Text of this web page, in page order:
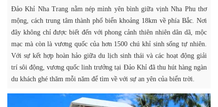
Đảo Khỉ Nha Trang nằm nép mình yên bình giữa vịnh Nha Phu thơ
mộng, cách trung tâm thành phố biển khoảng 18km về phía Bắc. Nơi
đây không chỉ được biết đến với phong cảnh thiên nhiên dân dã, mộc
mạc mà còn là vương quốc của hơn 1500 chú khỉ sinh sống tự nhiên.
Với sự kết hợp hoàn hảo giữa du lịch sinh thái và các hoạt động giải
trí sôi động, vương quốc linh trưởng tại Đảo Khỉ đã thu hút hàng ngàn
du khách ghé thăm mỗi năm để tìm về với sự an yên của biển trời.